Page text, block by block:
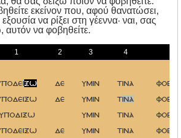
εκείνον που, αφού θανατώσει,
εξουσία να ρίξει στη γέεννα· ναι, σας
αυτόν να φοβηθείτε.
1 2 3 4
ιξω δε υμιν τινα
δε υμιν τινα
υμιν τινα
δε υμιν τινα